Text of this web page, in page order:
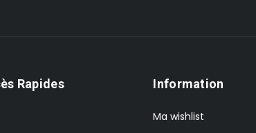
Rapides Information
Ma wishlist